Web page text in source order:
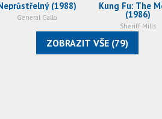
(1988)
General Gallo
Kung Fu: The
(1986)
Sheriff Mills
ZOBRAZIT VŠE (79)